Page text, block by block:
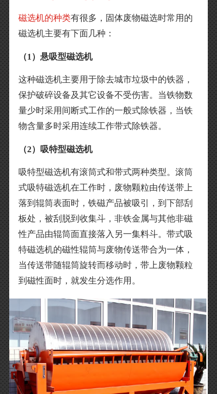
磁选机的种类有很多，固体废物磁选时常用的
磁选机主要有下面几种：
（1）悬吸型磁选机
这种磁选机主要用于除去城市垃圾中的铁器，
保护破碎设备及其它设备不受伤害。当铁物数
量少时采用间断式工作的一般式除铁器，当铁
物含量多时采用连续工作带式除铁器。
（2）吸特型磁选机
吸特型磁选机有滚筒式和带式两种类型。滚筒
式吸特磁选机在工作时，废物颗粒由传送带上
落到辊筒表面时，铁磁产品被吸引，到下部刮
板处，被刮脱到收集斗，非铁金属与其他非磁
性产品由辊筒面直接落入另一集料斗。带式吸
特磁选机的磁性辊筒与废物传送带合为一体，
当传送带随辊筒旋转而移动时，带上废物颗粒
到磁性面时，就发生分选作用。